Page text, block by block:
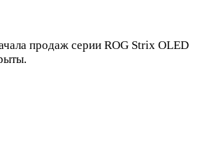
продаж серии ROG Strix OLED